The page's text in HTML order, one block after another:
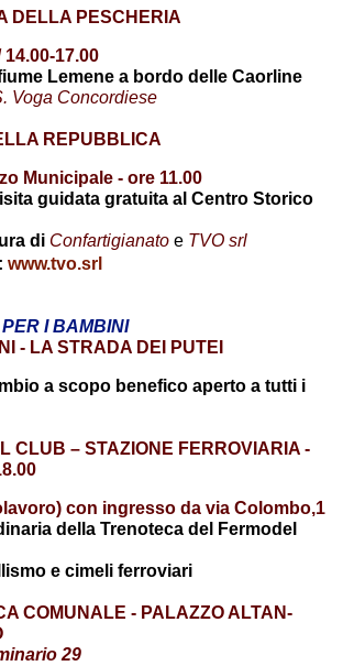
DELLA PESCHERIA
14.00-17.00
Lemene a bordo delle Caorline
Voga Concordiese
REPUBBLICA
Municipale - ore 11.00
guidata gratuita al Centro Storico
di Confartigianato e TVO srl
www.tvo.srl
I BAMBINI
- LA STRADA DEI PUTEI
a scopo benefico aperto a tutti i
CLUB – STAZIONE FERROVIARIA -
con ingresso da via Colombo,1
della Trenoteca del Fermodel
e cimeli ferroviari
COMUNALE - PALAZZO ALTAN-
29